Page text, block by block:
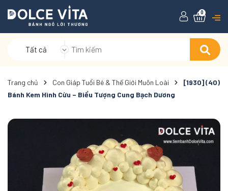
Tất cả
0
Trang chủ Con Giáp Tuổi Bé & Thế Giới Muôn Loài
[1930] (40)
Bánh Kem Hình Cừu – Biểu Tượng Cung Bạch Dương